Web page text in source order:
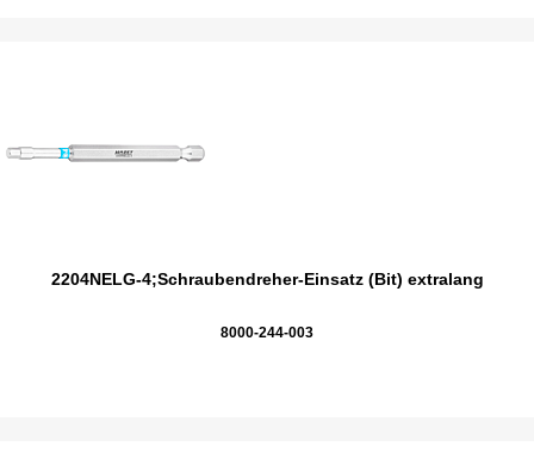
2204NELG-4;Schraubendreher-Einsatz (Bit) extralang
8000-244-003